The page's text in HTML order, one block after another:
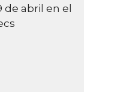
de abril en el